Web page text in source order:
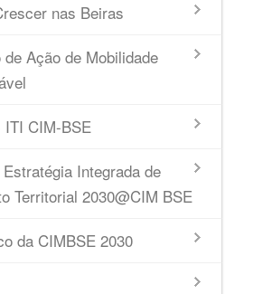
nas Beiras
Ação de Mobilidade
ITI CIM-BSE
Integrada de
Territorial 2030@CIM BSE
da CIMBSE 2030